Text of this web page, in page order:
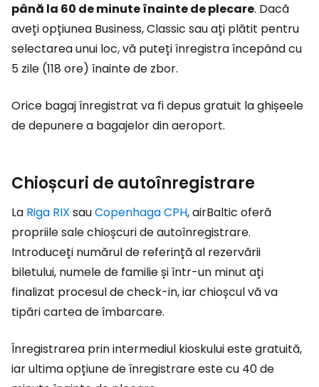
până la 60 de minute înainte de plecare. Dacă
aveți opțiunea Business, Classic sau ați plătit pentru
selectarea unui loc, vă puteți înregistra începând cu
5 zile (118 ore) înainte de zbor.
Orice bagaj înregistrat va fi depus gratuit la ghișeele
de depunere a bagajelor din aeroport.
Chioșcuri de autoînregistrare
La Riga RIX sauCopenhaga CPH, airBaltic oferă
propriile sale chioșcuri de autoînregistrare.
Introduceți numărul de referință al rezervării
biletului, numele de familie și într-un minut ați
finalizat procesul de check-in, iar chioșcul vă va
tipări cartea de îmbarcare.
Înregistrarea prin intermediul kioskului este gratuită,
iar ultima opțiune de înregistrare este cu 40 de